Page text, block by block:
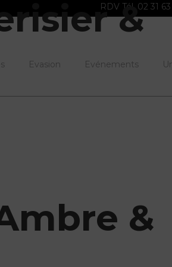
RDV Tél. 02 31 63
Evasion Evénements
&
&